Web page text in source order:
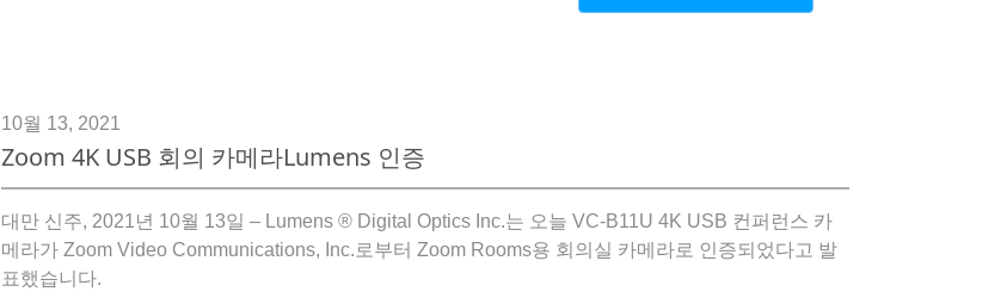
10월 13, 2021
Zoom 4K USB 회의 카메라Lumens 인증
대만 신주, 2021년 10월 13일 – Lumens ® Digital Optics Inc.는 오늘 VC-B11U 4K USB 컨퍼런스 카
메라가 Zoom Video Communications, Inc.로부터 Zoom Rooms용 회의실 카메라로 인증되었다고 발
표했습니다.